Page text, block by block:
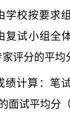
学校按要求
复试小组全
评分的平均
绩计算：笔
面试平均分